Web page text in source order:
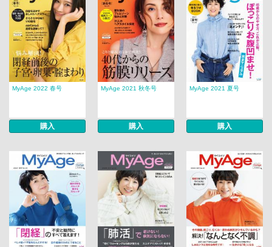
MyAge 2022 春号
購入
MyAge 2021 秋冬号
購入
MyAge 2021 夏号
購入